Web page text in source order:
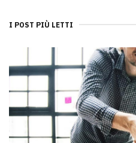
I POST PIÙ LETTI